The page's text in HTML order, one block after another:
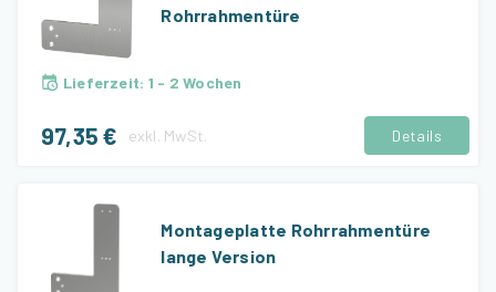
Rohrrahmentüre
Lieferzeit: 1 - 2 Wochen
97,35 € exkl. MwSt. Details
Montageplatte Rohrrahmentüre
lange Version